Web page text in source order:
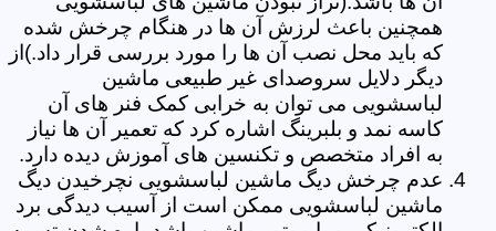
همچنین باعث لرزش آن ها در هنگام چرخش شده
که باید محل نصب آن ها را مورد بررسی قرار داد.)از
دیگر دلایل سروصدای غیر طبیعی ماشین
لباسشویی می توان به خرابی کمک فنر های آن
کاسه نمد و بلبرینگ اشاره کرد که تعمیر آن ها نیاز
به افراد متخصص و تکنسین های آموزش دیده دارد.
عدم چرخش دیگ ماشین لباسشویی نچرخیدن دیگ
ماشین لباسشویی ممکن است از آسیب دیدگی برد